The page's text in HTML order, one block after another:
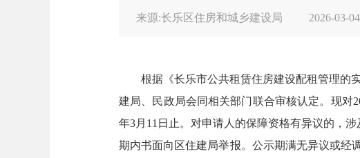
来源:长乐区住房和城乡建设局 2026-03-
根据《长乐市公共租赁住房建设配租管理的实
建局、民政局会同相关部门联合审核认定。现对
年3月11日止。对申请人的保障资格有异议的，
期内书面向区住建局举报。公示期满无异议或经